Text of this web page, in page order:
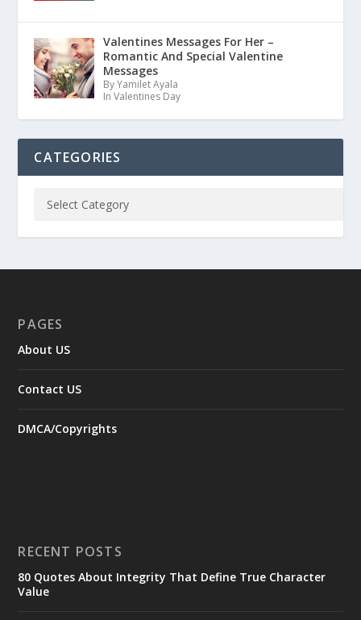
Valentines Messages For Her –
Romantic And Special Valentine
Messages
By Yamilet Ayala
In Valentines Day
CATEGORIES
PAGES
About US
Contact US
DMCA/Copyrights
RECENT POSTS
80 Quotes About Integrity That Define True Character
Value